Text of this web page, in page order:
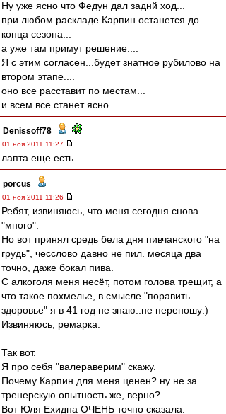
Ну уже ясно что Федун дал заднй ход...
при любом раскладе Карпин останется до
конца сезона...
а уже там примут решение....
Я с этим согласен...будет знатное рубилово на
втором этапе....
оно все расставит по местам...
и всем все станет ясно...
Denissoff78 -
01 ноя 2011 11:27
лапта еще есть....
porcus -
01 ноя 2011 11:26
Ребят, извиняюсь, что меня сегодня снова
"много".
Но вот принял средь бела дня пивчанского "на
грудь", чесслово давно не пил. месяца два
точно, даже бокал пива.
С алкоголя меня несёт, потом голова трещит, а
что такое похмелье, в смысле "поравить
здоровье" я в 41 год не знаю..не переношу:)
Извиняюсь, ремарка.
Так вот.
Я про себя "валераверим" скажу.
Почему Карпин для меня ценен? ну не за
тренерскую опытность же, верно?
Вот Юля Ехидна ОЧЕНЬ точно сказала.